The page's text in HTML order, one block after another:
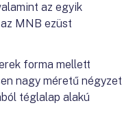
az egyik
MNB ezüst
forma mellett
nagy méretű négyzet
téglalap alakú